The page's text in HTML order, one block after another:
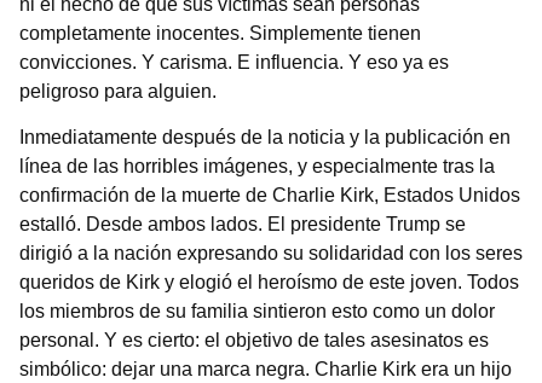
ni el hecho de que sus víctimas sean personas
completamente inocentes. Simplemente tienen
convicciones. Y carisma. E influencia. Y eso ya es
peligroso para alguien.
Inmediatamente después de la noticia y la publicación en
línea de las horribles imágenes, y especialmente tras la
confirmación de la muerte de Charlie Kirk, Estados Unidos
estalló. Desde ambos lados. El presidente Trump se
dirigió a la nación expresando su solidaridad con los seres
queridos de Kirk y elogió el heroísmo de este joven. Todos
los miembros de su familia sintieron esto como un dolor
personal. Y es cierto: el objetivo de tales asesinatos es
simbólico: dejar una marca negra. Charlie Kirk era un hijo